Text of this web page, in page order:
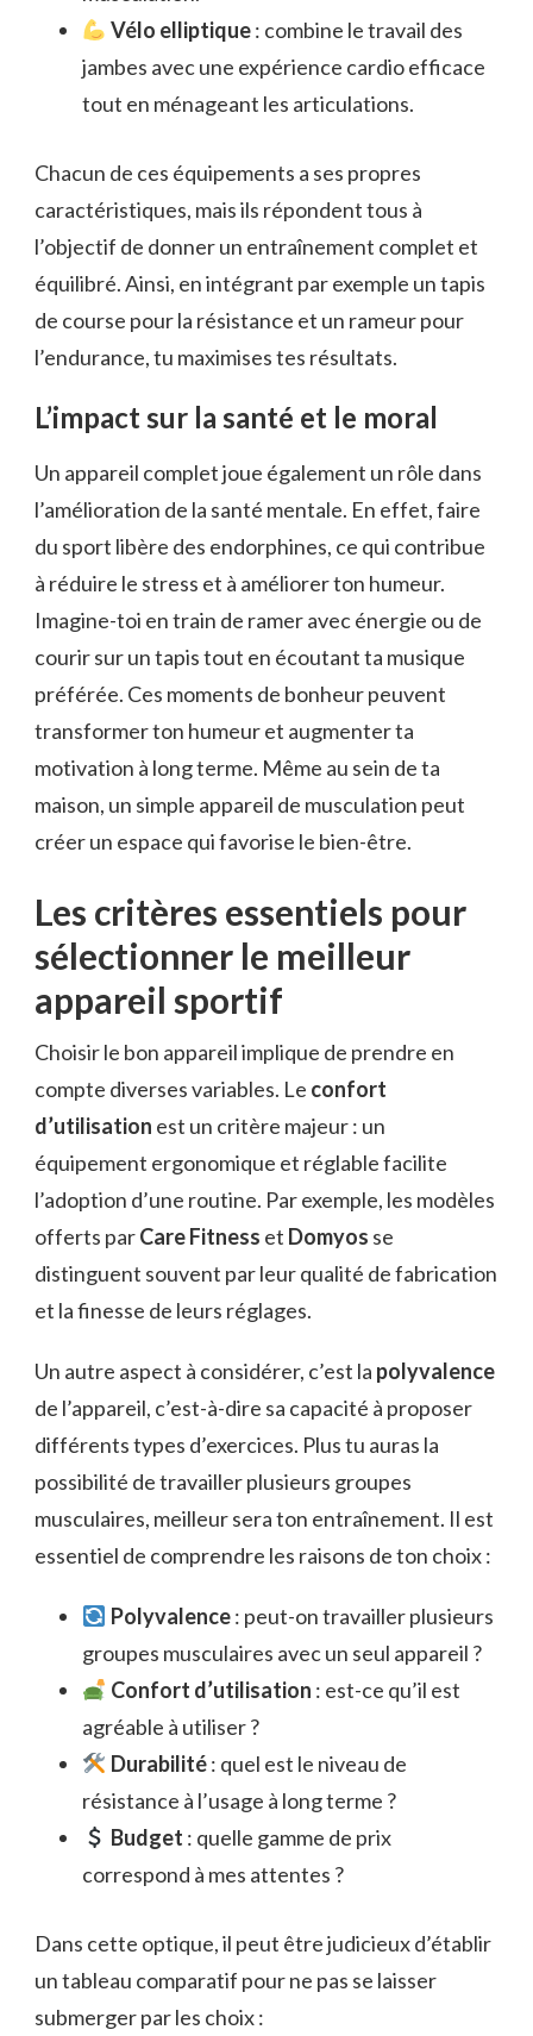
Vélo elliptique: combine le travail des
jambes avec une expérience cardio efficace
tout en ménageant les articulations.
Chacun de ces équipements a ses propres
caractéristiques, mais ils répondent tous à
l’objectif de donner un entraînement complet et
équilibré. Ainsi, en intégrant par exemple un tapis
de course pour la résistance et un rameur pour
l’endurance, tu maximises tes résultats.
L’impact sur la santé et le moral
Un appareil complet joue également un rôle dans
l’amélioration de la santé mentale. En effet, faire
du sport libère des endorphines, ce qui contribue
à réduire le stress et à améliorer ton humeur.
Imagine-toi en train de ramer avec énergie ou de
courir sur un tapis tout en écoutant ta musique
préférée. Ces moments de bonheur peuvent
transformer ton humeur et augmenter ta
motivation à long terme. Même au sein de ta
maison, un simple appareil de musculation peut
créer un espace qui favorise le bien-être.
Les critères essentiels pour
sélectionner le meilleur
appareil sportif
Choisir le bon appareil implique de prendre en
compte diverses variables. Le confort
d’utilisation est un critère majeur : un
équipement ergonomique et réglable facilite
l’adoption d’une routine. Par exemple, les modèles
offerts parCare Fitness et Domyos se
distinguent souvent par leur qualité de fabrication
et la finesse de leurs réglages.
Un autre aspect à considérer, c’est la polyvalence
de l’appareil, c’est-à-dire sa capacité à proposer
différents types d’exercices. Plus tu auras la
possibilité de travailler plusieurs groupes
musculaires, meilleur sera ton entraînement. Il est
essentiel de comprendre les raisons de ton choix :
Polyvalence: peut-on travailler plusieurs
groupes musculaires avec un seul appareil ?
Confort d’utilisation : est-ce qu’il est
agréable à utiliser ?
Durabilité: quel est le niveau de
résistance à l’usage à long terme ?
Budget : quelle gamme de prix
correspond à mes attentes ?
Dans cette optique, il peut être judicieux d’établir
un tableau comparatif pour ne pas se laisser
submerger par les choix :